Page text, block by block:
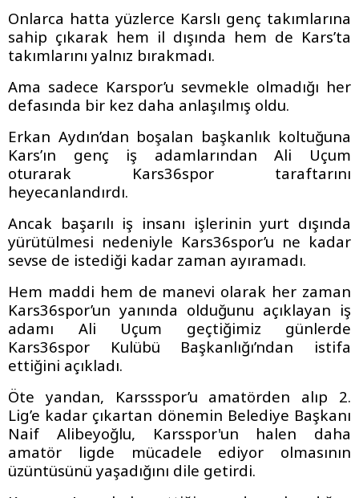
Onlarca hatta yüzlerce Karslı genç takımlarına
sahip çıkarak hem il dışında hem de Kars’ta
takımlarını yalnız bırakmadı.
Ama sadece Karspor’u sevmekle olmadığı her
defasında bir kez daha anlaşılmış oldu.
Erkan Aydın’dan boşalan başkanlık koltuğuna
Kars’ın genç iş adamlarından Ali Uçum
oturarak Kars36spor taraftarını
heyecanlandırdı.
Ancak başarılı iş insanı işlerinin yurt dışında
yürütülmesi nedeniyle Kars36spor’u ne kadar
sevse de istediği kadar zaman ayıramadı.
Hem maddi hem de manevi olarak her zaman
Kars36spor’un yanında olduğunu açıklayan iş
adamı Ali Uçum geçtiğimiz günlerde
Kars36spor Kulübü Başkanlığı’ndan istifa
ettiğini açıkladı.
Öte yandan, Karssspor’u amatörden alıp 2.
Lig’e kadar çıkartan dönemin Belediye Başkanı
Naif Alibeyoğlu, Karsspor'un halen daha
amatör ligde mücadele ediyor olmasının
üzüntüsünü yaşadığını dile getirdi.